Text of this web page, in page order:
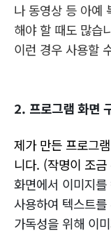
나 동영상 등 아예
해야 할 때도 많습
이런 경우 사용할
2. 프로그램 화면
제가 만든 프로그
니다. (작명이 조
화면에서 이미지
사용하여 텍스트
가독성을 위해 이